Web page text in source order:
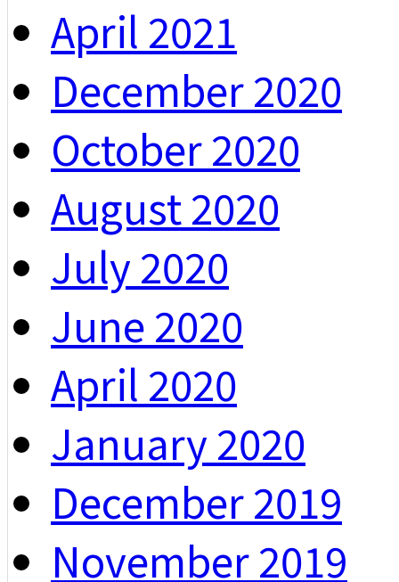
April 2021
December 2020
October 2020
August 2020
July 2020
June 2020
April 2020
January 2020
December 2019
November 2019